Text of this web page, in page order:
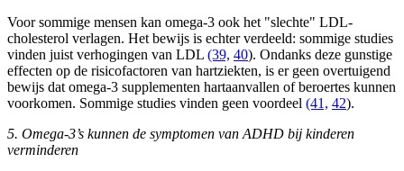
Voor sommige mensen kan omega-3 ook het "slechte" LDL-
cholesterol verlagen. Het bewijs is echter verdeeld: sommige studies
vinden juist verhogingen van LDL (39, 40). Ondanks deze gunstige
effecten op de risicofactoren van hartziekten, is er geen overtuigend
bewijs dat omega-3 supplementen hartaanvallen of beroertes kunnen
voorkomen. Sommige studies vinden geen voordeel (41, 42).
5. Omega-3’s kunnen de symptomen van ADHD bij kinderen
verminderen